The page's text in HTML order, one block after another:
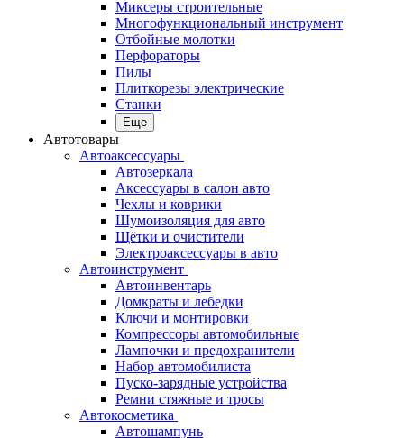
Миксеры строительные
Многофункциональный инструмент
Отбойные молотки
Перфораторы
Пилы
Плиткорезы электрические
Станки
Еще
Автотовары
Автоаксессуары
Автозеркала
Аксессуары в салон авто
Чехлы и коврики
Шумоизоляция для авто
Щётки и очистители
Электроаксессуары в авто
Автоинструмент
Автоинвентарь
Домкраты и лебедки
Ключи и монтировки
Компрессоры автомобильные
Лампочки и предохранители
Набор автомобилиста
Пуско-зарядные устройства
Ремни стяжные и тросы
Автокосметика
Автошампунь